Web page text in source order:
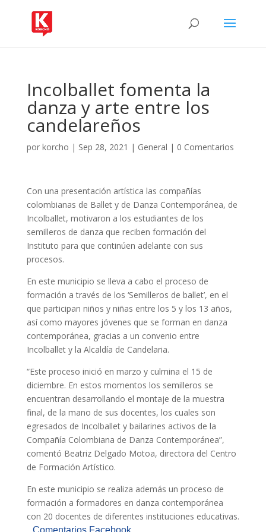
Incolballet fomenta la
danza y arte entre los
candelareños
por korcho | Sep 28, 2021 | General | 0 Comentarios
Con una presentación artística las compañías
colombianas de Ballet y de Danza Contemporánea, de
Incolballet, motivaron a los estudiantes de los
semilleros de danza que reciben formación del
Instituto para que continúen adelante con sus
procesos.
En este municipio se lleva a cabo el proceso de
formación a través de los ‘Semilleros de ballet’, en el
que participan niños y niñas entre los 5 y los 13 años,
así como mayores jóvenes que se forman en danza
contemporánea, gracias a un convenio entre
Incolballet y la Alcaldía de Candelaria.
“Este proceso inició en marzo y culmina el 15 de
diciembre. En estos momentos los semilleros se
encuentran desarrollando el montaje de la muestra
final, de la mano de sus docentes, los cuales son
egresados de Incolballet y bailarines activos de la
Compañía Colombiana de Danza Contemporánea”,
comentó Beatriz Delgado Motoa, directora del Centro
de Formación Artístico.
En este municipio se realiza además un proceso de
formación a formadores en danza contemporánea
con 20 docentes de diferentes instituciones educativas.
Comentarios Facebook